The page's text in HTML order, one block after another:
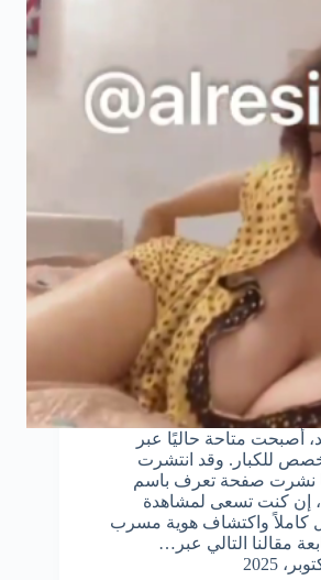
أصبحت متاحة حاليًا عبر
للكبار. وقد انتشرت
نشرت صفحة تعرف باسم
إن كنت تسعى لمشاهدة
كاملاً واكتشاف هوية مسرب
مقالنا التالي عبر…